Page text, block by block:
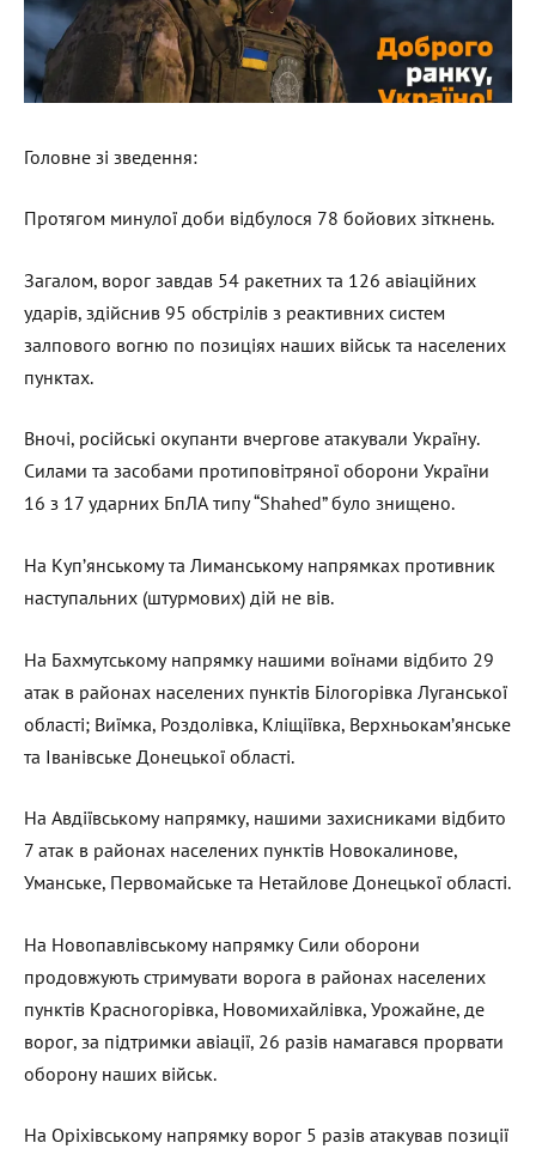
Головне зі зведення:
Протягом минулої доби відбулося 78 бойових зіткнень.
Загалом, ворог завдав 54 ракетних та 126 авіаційних
ударів, здійснив 95 обстрілів з реактивних систем
залпового вогню по позиціях наших військ та населених
пунктах.
Вночі, російські окупанти вчергове атакували Україну.
Силами та засобами протиповітряної оборони України
16 з 17 ударних БпЛА типу “Shahed” було знищено.
На Куп’янському та Лиманському напрямках противник
наступальних (штурмових) дій не вів.
На Бахмутському напрямку нашими воїнами відбито 29
атак в районах населених пунктів Білогорівка Луганської
області; Виїмка, Роздолівка, Кліщіївка, Верхньокам’янське
та Іванівське Донецької області.
На Авдіївському напрямку, нашими захисниками відбито
7 атак в районах населених пунктів Новокалинове,
Уманське, Первомайське та Нетайлове Донецької області.
На Новопавлівському напрямку Сили оборони
продовжують стримувати ворога в районах населених
пунктів Красногорівка, Новомихайлівка, Урожайне, де
ворог, за підтримки авіації, 26 разів намагався прорвати
оборону наших військ.
На Оріхівському напрямку ворог 5 разів атакував позиції